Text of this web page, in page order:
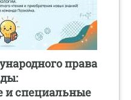
права
и специальные